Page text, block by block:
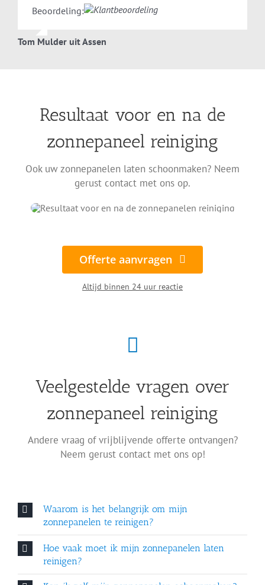
Beoordeling:
Tom Mulder uit Assen
Resultaat voor en na de
zonnepaneel reiniging
Ook uw zonnepanelen laten schoonmaken? Neem
gerust contact met ons op.
Offerte aanvragen
Altijd binnen 24 uur reactie
Veelgestelde vragen over
zonnepaneel reiniging
Andere vraag of vrijblijvende offerte ontvangen?
Neem gerust contact met ons op!
Waarom is het belangrijk om mijn
zonnepanelen te reinigen?
Hoe vaak moet ik mijn zonnepanelen laten
reinigen?